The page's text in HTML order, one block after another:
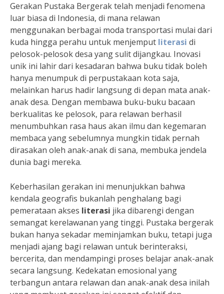
Gerakan Pustaka Bergerak telah menjadi fenomena
luar biasa di Indonesia, di mana relawan
menggunakan berbagai moda transportasi mulai dari
kuda hingga perahu untuk menjemput literasi di
pelosok-pelosok desa yang sulit dijangkau. Inovasi
unik ini lahir dari kesadaran bahwa buku tidak boleh
hanya menumpuk di perpustakaan kota saja,
melainkan harus hadir langsung di depan mata anak-
anak desa. Dengan membawa buku-buku bacaan
berkualitas ke pelosok, para relawan berhasil
menumbuhkan rasa haus akan ilmu dan kegemaran
membaca yang sebelumnya mungkin tidak pernah
dirasakan oleh anak-anak di sana, membuka jendela
dunia bagi mereka.
Keberhasilan gerakan ini menunjukkan bahwa
kendala geografis bukanlah penghalang bagi
pemerataan akses literasi jika dibarengi dengan
semangat kerelawanan yang tinggi. Pustaka bergerak
bukan hanya sekadar meminjamkan buku, tetapi juga
menjadi ajang bagi relawan untuk berinteraksi,
bercerita, dan mendampingi proses belajar anak-anak
secara langsung. Kedekatan emosional yang
terbangun antara relawan dan anak-anak desa inilah